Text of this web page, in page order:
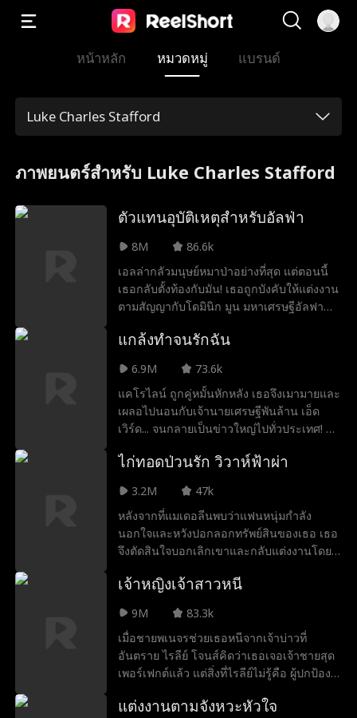
หน้าหลัก หมวดหมู่ แบรนด์
Luke Charles Stafford
ภาพยนตร์สำหรับ Luke Charles Stafford
ตัวแทนอุบัติเหตุสำหรับอัลฟ่า
8M
86.6k
เอลล่ากลัวมนุษย์หมาป่าอย่างที่สุด แต่ตอนนี้
เธอกลับตั้งท้องกับมัน! เธอถูกบังคับให้แต่งงาน
ตามสัญญากับโดมินิก มูน มหาเศรษฐีอัลฟา
อยู่รอดในชีวิตสมรสนี้
แกล้งทำจนรักฉัน
6.9M
73.6k
แคโรไลน์ ถูกคู่หมั้นหักหลัง เธอจึงเมามายและ
เผลอไปนอนกับเจ้านายเศรษฐีพันล้าน เอ็ด
เวิร์ด... จนกลายเป็นข่าวใหญ่ไปทั่วประเทศ! แค
บทภรรยาของเอ็ดเวิร์ด ความสัมพันธ์ปลอมๆ
เข้มงวดของเอ็ดเวิร์ด น้องชายจอมเจ้าเล่ห์...
และก็ตัวของพวกเขาเอง
ไก่ทอดป่วนรัก วิวาห์ฟ้าผ่า
3.2M
47k
หลังจากที่แมเดอลีนพบว่าแฟนหนุ่มกำลัง
นอกใจและหวังปอกลอกทรัพย์สินของเธอ เธอ
จึงตัดสินใจบอกเลิกเขาและกลับแต่งงานโดย
คนธรรมดาเช่นเดียวกับเธอ แต่เมื่อเวลาผ่าน
ที่แท้จริงเอาไว้ เคเดน วิลสัน แคชมอร์ ซีอีโอ
ลึกลับแห่งอาณาจักรธุรกิจ ได้เป็นอาสาสมัคร
พยาบาลเพราะต้องการทำตามความปรารถนา
สุดท้ายของน้องชายผู้ล่วงลับ และเขาก็กำลัง
เขาไป...หรือว่าคนคนนั้นจะเป็นภรรยาที่เขา
เจ้าหญิงเจ้าสาวหนี
9M
83.3k
เมื่อชายพเนจรช่วยเธอหนีจากเจ้าบ่าวที่
อันตราย ไรลีย์ โจนส์คิดว่าเธอเจอเจ้าชายสุด
เพอร์เฟกต์แล้ว แต่สิ่งที่ไรลีย์ไม่รู้คือ ผู้ปกป้อง
พวกเขาไม่ใช่เรื่องบังเอิญ เจ้าชายแซนเดอร์
แต่งงานตามจังหวะหัวใจ